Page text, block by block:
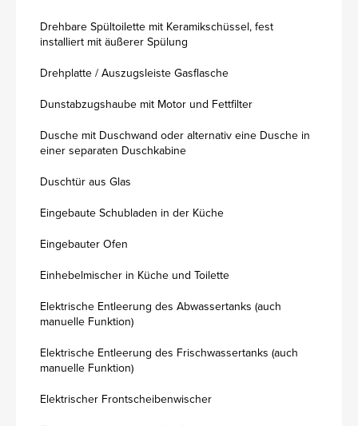
Drehbare Spültoilette mit Keramikschüssel, fest
installiert mit äußerer Spülung
Drehplatte / Auszugsleiste Gasflasche
Dunstabzugshaube mit Motor und Fettfilter
Dusche mit Duschwand oder alternativ eine Dusche in
einer separaten Duschkabine
Duschtür aus Glas
Eingebaute Schubladen in der Küche
Eingebauter Ofen
Einhebelmischer in Küche und Toilette
Elektrische Entleerung des Abwassertanks (auch
manuelle Funktion)
Elektrische Entleerung des Frischwassertanks (auch
manuelle Funktion)
Elektrischer Frontscheibenwischer